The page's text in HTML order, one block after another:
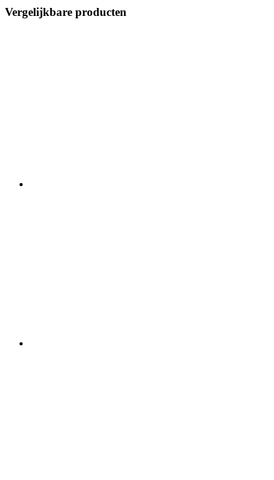
Vergelijkbare producten